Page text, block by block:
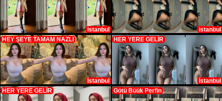
istanbul
istanbul
HEY ŞEYE TAMAM NAZLI
İstanbul
HER YERE GELİR
İstanbul
HER YERE GELİR
Götü Büük Perfin